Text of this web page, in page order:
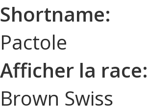
Shortname:
Pactole
Afficher la race:
Brown Swiss